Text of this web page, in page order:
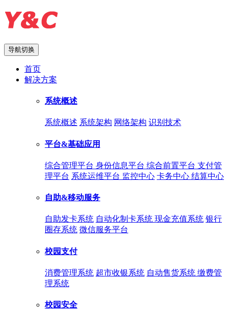
导航切换
首页
解决方案
系统概述
系统概述 系统架构 网络架构 识别技术
平台&基础应用
综合管理平台 身份信息平台 综合前置平台 支付管
理平台 系统运维平台 监控中心 卡务中心 结算中心
自助&移动服务
自助发卡系统 自动化制卡系统 现金充值系统 银行
圈存系统 微信服务平台
校园支付
消费管理系统 超市收银系统 自动售货系统 缴费管
理系统
校园安全